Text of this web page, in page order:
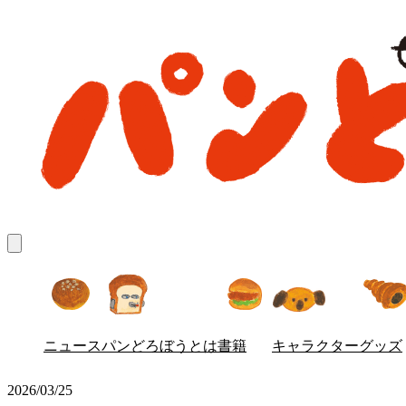
ニュースパンどろぼう とは書籍 キャラクターグッズ
2026/03/25